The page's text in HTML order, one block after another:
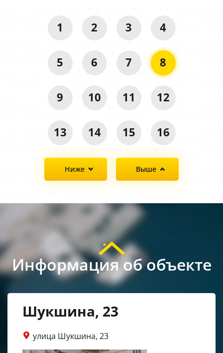
1 2 3 4
5 6 7 8
9 10 11 12
13 14 15 16
Ниже Выше
Информация об объекте
Шукшина, 23
улица Шукшина, 23